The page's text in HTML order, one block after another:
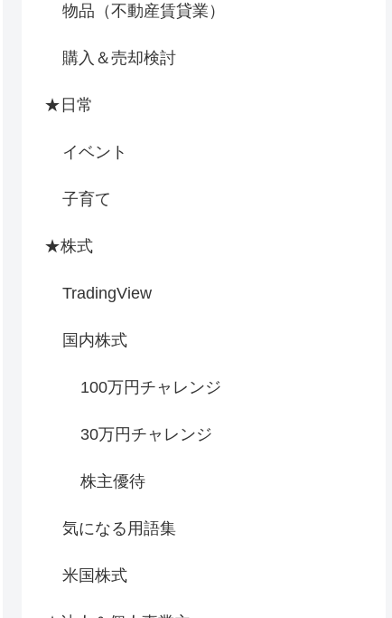
物品（不動産賃貸業）
購入＆売却検討
★日常
イベント
子育て
★株式
TradingView
国内株式
100万円チャレンジ
30万円チャレンジ
株主優待
気になる用語集
米国株式